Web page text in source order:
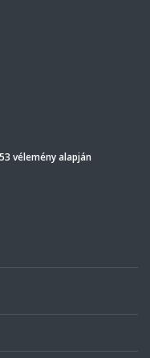
vélemény alapján